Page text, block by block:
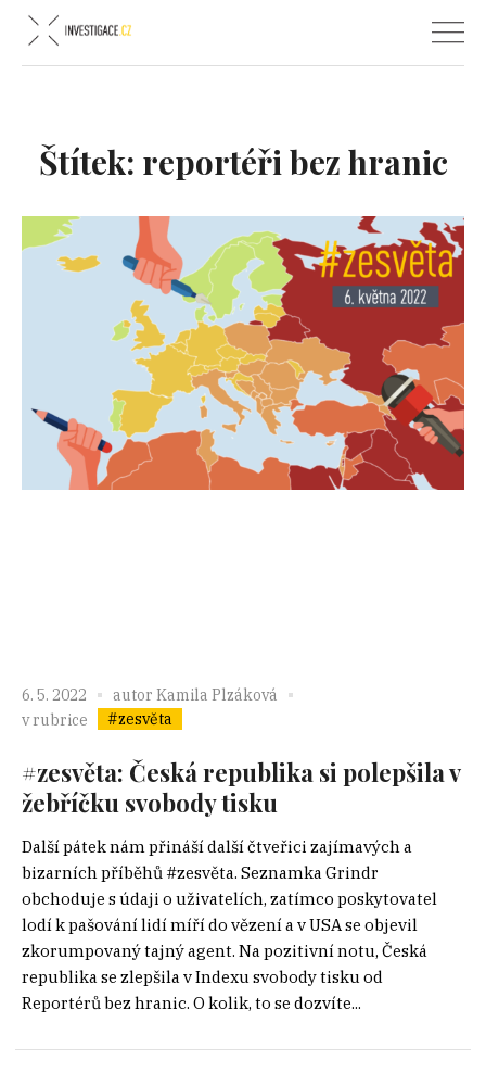
Štítek: reportéři bez hranic
6. 5. 2022 autor Kamila Plzáková
v rubrice
#zesvěta
#zesvěta: Česká republika si polepšila v
žebříčku svobody tisku
Další pátek nám přináší další čtveřici zajímavých a
bizarních příběhů #zesvěta. Seznamka Grindr
obchoduje s údaji o uživatelích, zatímco poskytovatel
lodí k pašování lidí míří do vězení a v USA se objevil
zkorumpovaný tajný agent. Na pozitivní notu, Česká
republika se zlepšila v Indexu svobody tisku od
Reportérů bez hranic. O kolik, to se dozvíte...